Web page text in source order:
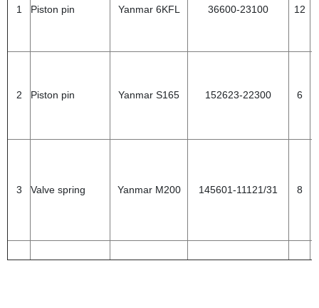
1 Piston pin Yanmar 6KFL 36600-23100 12
2 Piston pin Yanmar S165 152623-22300 6
3 Valve spring Yanmar M200 145601-11121/31 8